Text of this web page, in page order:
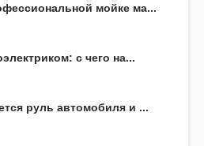
мойке ма...
с чего на...
руль автомобиля и ...